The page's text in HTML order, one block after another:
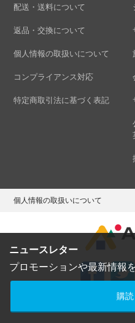
ニュースレター
プロモーションや最新情報
購読
配送・送料について
返品・交換について
個人情報の取扱いについて
コンプライアンス対応
特定商取引法に基づく表記
個人情報の取扱いについて